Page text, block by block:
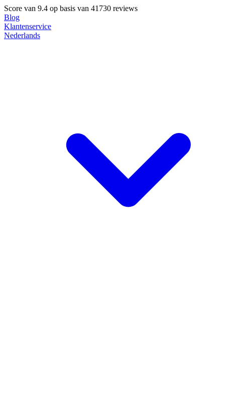
Score van 9.4 op basis van 41730 reviews
Blog
Klantenservice
Nederlands